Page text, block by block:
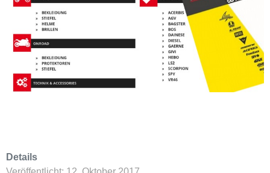
Details